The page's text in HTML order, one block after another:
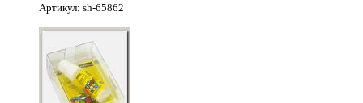
Артикул: sh-65862